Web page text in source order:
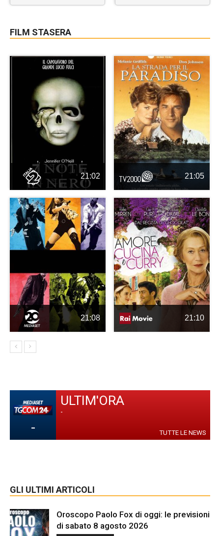
FILM STASERA
21:02 21:05
21:08 21:10
-
ULTIM'ORA
-
TUTTE LE NEWS
GLI ULTIMI ARTICOLI
Oroscopo Paolo Fox di oggi: le previsioni
di sabato 8 agosto 2026